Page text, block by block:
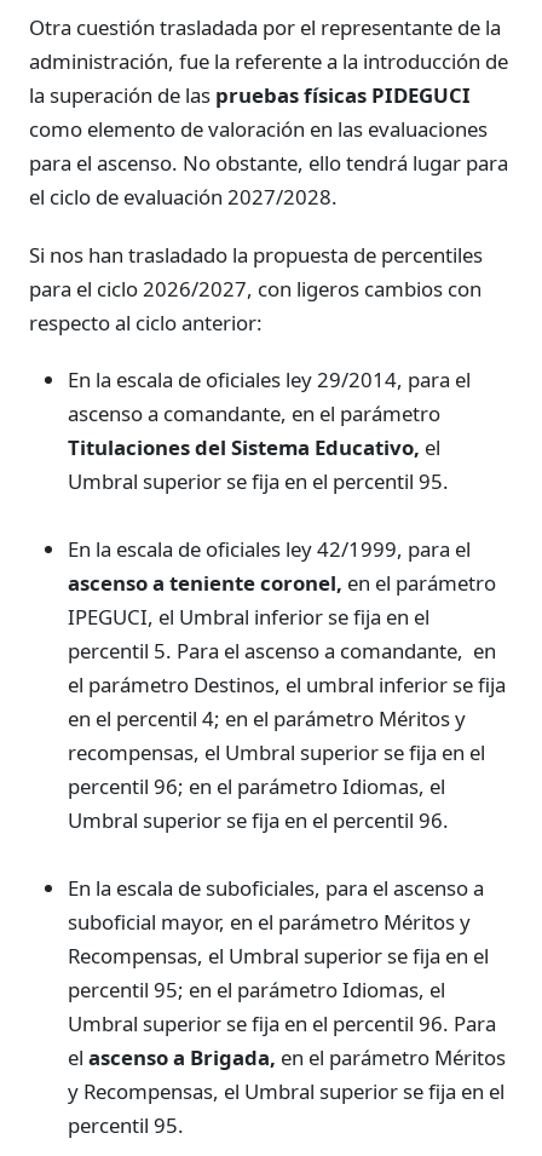
Otra cuestión trasladada por el representante de la
administración, fue la referente a la introducción de
la superación de las pruebas físicas PIDEGUCI
como elemento de valoración en las evaluaciones
para el ascenso. No obstante, ello tendrá lugar para
el ciclo de evaluación 2027/2028.
Si nos han trasladado la propuesta de percentiles
para el ciclo 2026/2027, con ligeros cambios con
respecto al ciclo anterior:
En la escala de oficiales ley 29/2014, para el
ascenso a comandante, en el parámetro
Titulaciones del Sistema Educativo, el
Umbral superior se fija en el percentil 95.
En la escala de oficiales ley 42/1999, para el
ascenso a teniente coronel, en el parámetro
IPEGUCI, el Umbral inferior se fija en el
percentil 5. Para el ascenso a comandante, en
el parámetro Destinos, el umbral inferior se fija
en el percentil 4; en el parámetro Méritos y
recompensas, el Umbral superior se fija en el
percentil 96; en el parámetro Idiomas, el
Umbral superior se fija en el percentil 96.
En la escala de suboficiales, para el ascenso a
suboficial mayor, en el parámetro Méritos y
Recompensas, el Umbral superior se fija en el
percentil 95; en el parámetro Idiomas, el
Umbral superior se fija en el percentil 96. Para
el ascenso a Brigada, en el parámetro Méritos
y Recompensas, el Umbral superior se fija en el
percentil 95.